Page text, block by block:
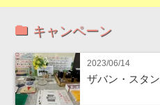
キャンペーン
2023/06/14
ザバン・スタ